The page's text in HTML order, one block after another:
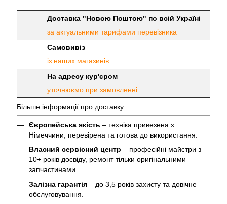
Доставка "Новою Поштою" по всій Україні
за актуальними тарифами перевізника
Самовивіз
із наших магазинів
На адресу кур'єром
уточнюємо при замовленні
Більше інформації про доставку
Європейська якість – техніка привезена з
Німеччини, перевірена та готова до використання.
Власний сервісний центр – професійні майстри з
10+ років досвіду, ремонт тільки оригінальними
запчастинами.
Залізна гарантія – до 3,5 років захисту та довічне
обслуговування.